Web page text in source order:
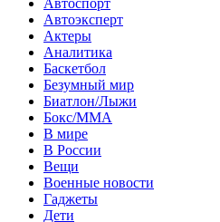
Автоэксперт
Актеры
Аналитика
Баскетбол
Безумный мир
Биатлон/Лыжи
Бокс/MMA
В мире
В России
Вещи
Военные новости
Гаджеты
Дети